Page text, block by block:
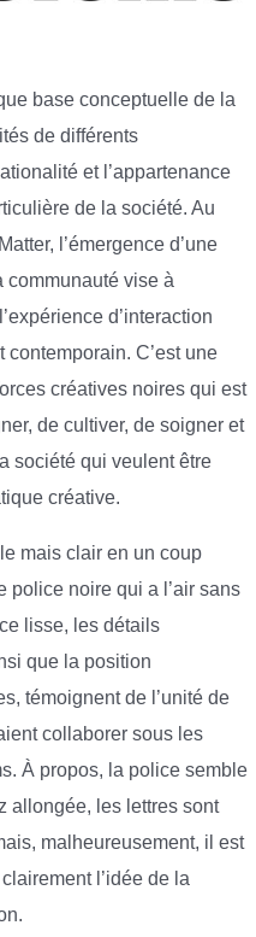
base conceptuelle de la
de différents
et l’appartenance
de la société. Au
l’émergence d’une
communauté vise à
d’interaction
contemporain. C’est une
créatives noires qui est
de cultiver, de soigner et
société qui veulent être
créative.
mais clair en un coup
police noire qui a l’air sans
lisse, les détails
que la position
témoignent de l’unité de
collaborer sous les
À propos, la police semble
allongée, les lettres sont
malheureusement, il est
l’idée de la